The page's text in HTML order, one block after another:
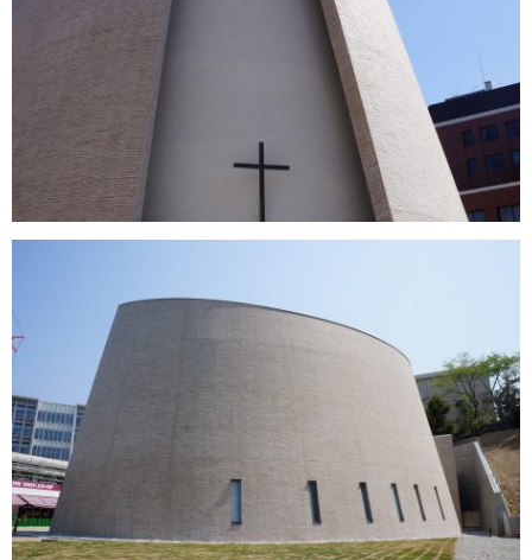
コンクリートデザイン
洗浄・保護・強化